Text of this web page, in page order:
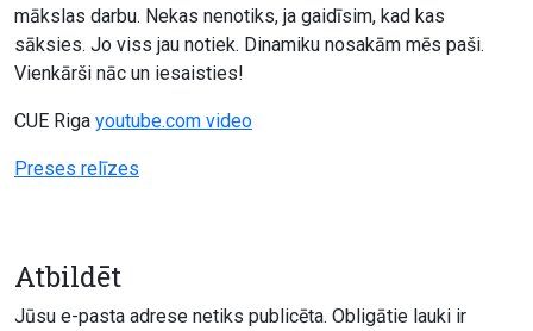
mākslas darbu. Nekas nenotiks, ja gaidīsim, kad kas
sāksies. Jo viss jau notiek. Dinamiku nosakām mēs paši.
Vienkārši nāc un iesaisties!
CUE Riga youtube.com video
Preses relīzes
Atbildēt
Jūsu e-pasta adrese netiks publicēta. Obligātie lauki ir